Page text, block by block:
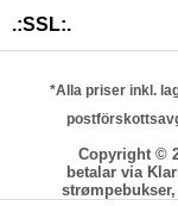
.:SSL:.
*Alla priser inkl.
Copyright ©
betalar via